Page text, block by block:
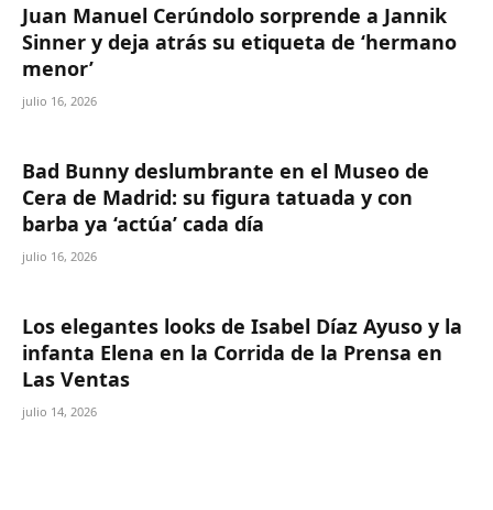
Juan Manuel Cerúndolo sorprende a Jannik
Sinner y deja atrás su etiqueta de ‘hermano
menor’
julio 16, 2026
Bad Bunny deslumbrante en el Museo de
Cera de Madrid: su figura tatuada y con
barba ya ‘actúa’ cada día
julio 16, 2026
Los elegantes looks de Isabel Díaz Ayuso y la
infanta Elena en la Corrida de la Prensa en
Las Ventas
julio 14, 2026